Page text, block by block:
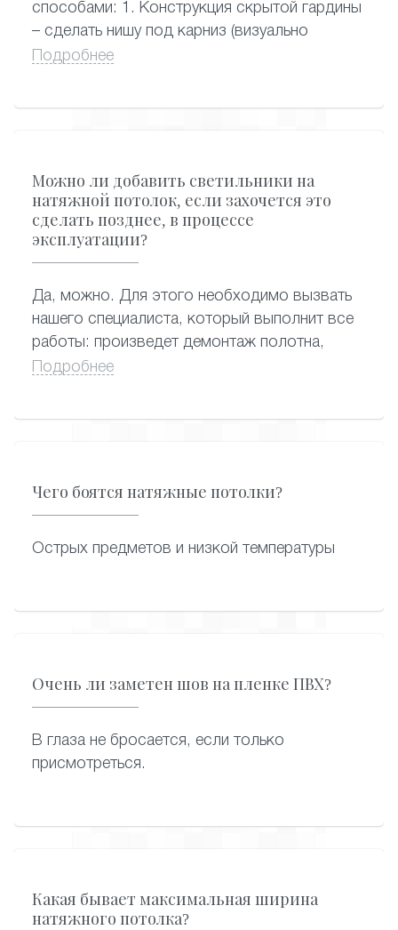
способами: 1. Конструкция скрытой гардины
– сделать нишу под карниз (визуально
смотрится очень красиво, когда из-под
Подробнее
Можно ли добавить светильники на
натяжной потолок, если захочется это
сделать позднее, в процессе
эксплуатации?
Да, можно. Для этого необходимо вызвать
нашего специалиста, который выполнит все
работы: произведет демонтаж полотна,
сделает отверстия под новые светильники,
Подробнее
Чего боятся натяжные потолки?
Острых предметов и низкой температуры
Очень ли заметен шов на пленке ПВХ?
В глаза не бросается, если только
присмотреться.
Какая бывает максимальная ширина
натяжного потолка?